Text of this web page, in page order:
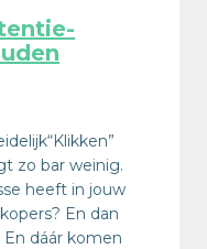
zo bar weinig.
heeft in jouw
En dan
dáár komen